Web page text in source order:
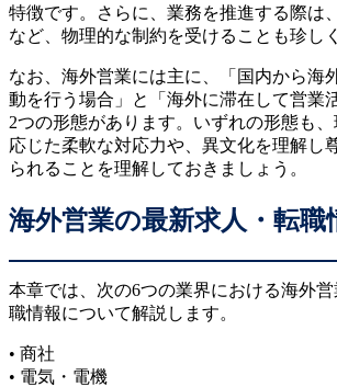
特徴です。さらに、業務を推進する際は
など、物理的な制約を受けることも珍し
なお、海外営業には主に、「国内から海
動を行う場合」と「海外に滞在して営業
2つの形態があります。いずれの形態も
応じた柔軟な対応力や、異文化を理解し
られることを理解しておきましょう。
海外営業の最新求人・転職
本章では、次の6つの業界における海外
職情報について解説します。
• 商社
• 電気・電機